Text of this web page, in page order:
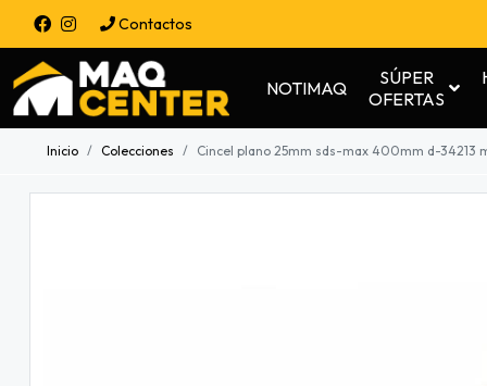
Contactos
NOTIMAQ
SÚPER
OFERTAS
Inicio Colecciones Cincel plano 25mm sds-max 400mm d-34213